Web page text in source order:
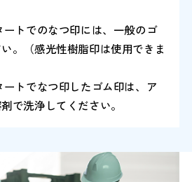
ートでのなつ印には、一般のゴ
。（感光性樹脂印は使用できま
ートでなつ印したゴム印は、ア
で洗浄してください。